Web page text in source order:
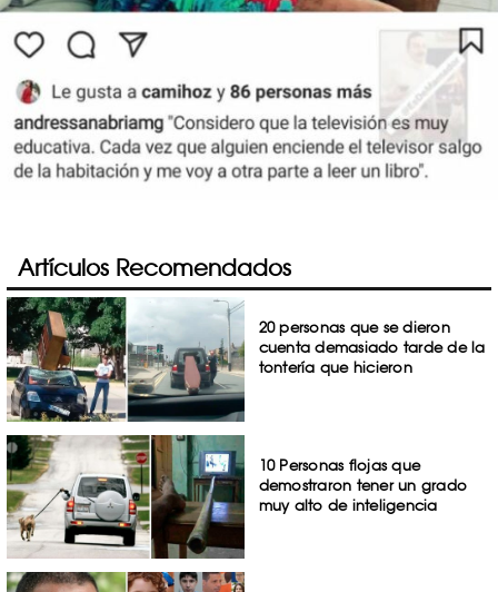
Artículos Recomendados
20 personas que se dieron
cuenta demasiado tarde de la
tontería que hicieron
10 Personas flojas que
demostraron tener un grado
muy alto de inteligencia